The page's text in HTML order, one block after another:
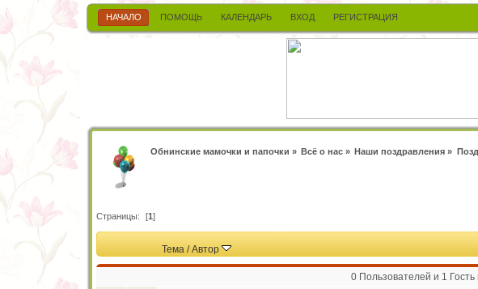
НАЧАЛО ПОМОЩЬ КАЛЕНДАРЬ ВХОД РЕГИСТРАЦИЯ
Обнинские мамочки и папочки » Всё о нас» Наши поздравления »
Страницы: [1]
Тема /Автор
0 Пользователей и 1